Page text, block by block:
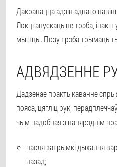
Дакранацца адзін аднаго
Локці апускаць не трэба,
мышцы. Позу трэба трымаць
АДВЯДЗЕННЕ
Дадзенае практыкаванне
пояса, цягліц рук,
чым падобная з папярэднім
пасля затрымкі дыхання
назад;